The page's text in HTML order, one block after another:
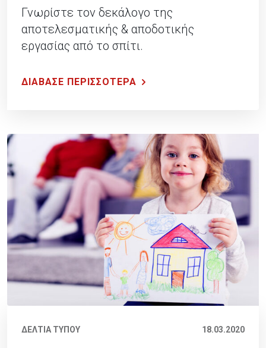
Γνωρίστε τον δεκάλογο της
αποτελεσματικής & αποδοτικής
εργασίας από το σπίτι.
ΔΙΑΒΑΣΕ ΠΕΡΙΣΣΟΤΕΡΑ
ΔΕΛΤΙΑ ΤΥΠΟΥ 18.03.2020